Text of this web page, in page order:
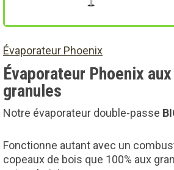
Évaporateur Phoenix
Évaporateur Phoenix
granules
Notre évaporateur double-passe
Fonctionne autant avec un
copeaux de bois que 100% aux